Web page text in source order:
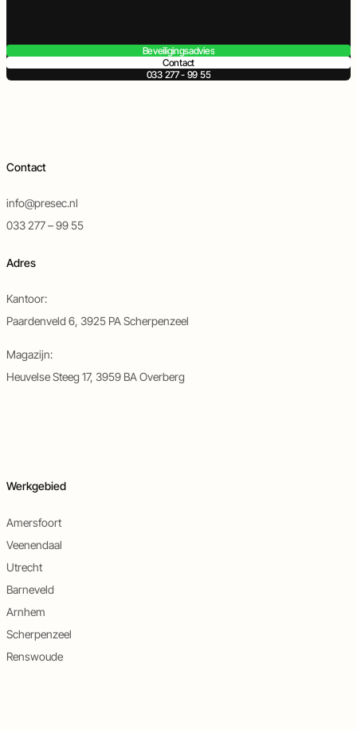
Beveiligingsadvies
Contact
033 277 - 99 55
Contact
info@presec.nl
033 277 – 99 55
Adres
Kantoor:
Paardenveld 6, 3925 PA Scherpenzeel
Magazijn:
Heuvelse Steeg 17, 3959 BA Overberg
Werkgebied
Amersfoort
Veenendaal
Utrecht
Barneveld
Arnhem
Scherpenzeel
Renswoude